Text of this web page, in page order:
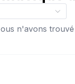
n'avons